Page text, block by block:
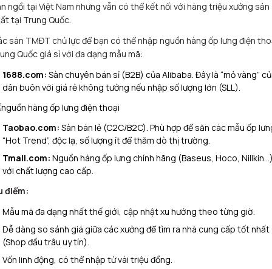
ngồi tại Việt Nam nhưng vẫn có thể kết nối với hàng triệu xưởng sản
tại Trung Quốc.
sàn TMĐT chủ lực để bạn có thể nhập nguồn hàng ốp lưng điện
Quốc giá sỉ với đa dạng mẫu mã:
1688.com: Sàn chuyên bán sỉ (B2B) của Alibaba. Đây là “mỏ vàng”
dân buôn với giá rẻ không tưởng nếu nhập số lượng lớn (SLL).
Taobao.com: Sàn bán lẻ (C2C/B2C). Phù hợp để săn các mẫu ốp
“Hot Trend”, độc lạ, số lượng ít để thăm dò thị trường.
Tmall.com: Nguồn hàng ốp lưng chính hãng (Baseus, Hoco,
với chất lượng cao cấp.
điểm:
Mẫu mã đa dạng nhất thế giới, cập nhật xu hướng theo từng giờ.
Dễ dàng so sánh giá giữa các xưởng để tìm ra nhà cung cấp tốt nhất
(Shop đầu trâu uy tín).
Vốn linh động, có thể nhập từ vài triệu đồng.